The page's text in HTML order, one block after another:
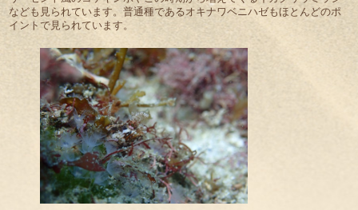
なども見られています。普通種であるオキナワベニハゼもほとんどのポ
イントで見られています。